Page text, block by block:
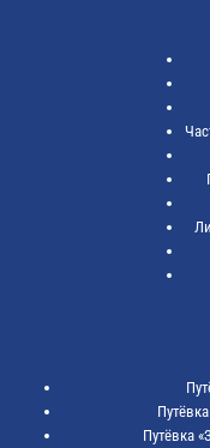
Путёвка